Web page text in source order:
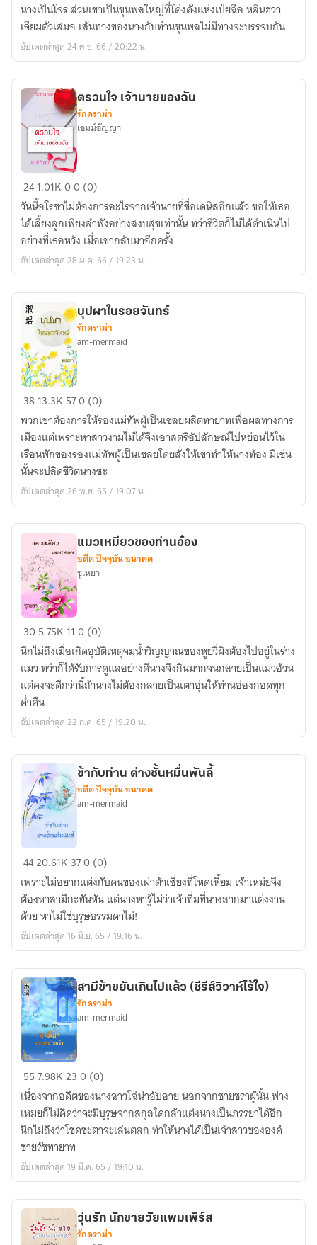
นาง
โจร
นางเป็นโจร ส่วนเขาเป็นขุนพลใหญ่ที่โด่งดังแห่งเป่ยฉือ หลินฮวา
เจียมตัวเสมอ เส้นทางของนางกับท่านขุนพลไม่มีทางจะบรรจบกัน
อัปเดตล่าสุด 24 พ.ย. 66 / 20:22 น.
ตรวน
ใจ
เจ้า
นาย
ของ
ฉัน
ตรวนใจ เจ้านายของฉัน
รักดราม่า
เอมม์อัญญา
241.01K00 (0)
วันนี้อโรชาไม่ต้องการอะไรจากเจ้านายที่ชื่อเดนิสอีกแล้ว ขอให้เธอ
ได้เลึ้ยงลูกเพียงลำพังอย่างสงบสุขเท่านั้น ทว่าชีวิตก็ไม่ได้ดำเนินไป
อย่างที่เธอหวัง เมื่อเขากลับมาอีกครั้ง
อัปเดตล่าสุด 28 ม.ค. 66 / 19:23 น.
บุปผา
รอย
จันทร์
บุปผาในรอยจันทร์
รักดราม่า
am-mermaid
3813.3K 570 (0)
พวกเขาต้องการให้รองแม่ทัพผู้เป็นเชลยผลิตทายาทเพื่อผลทางการ
เมืองแต่เพราะหาสาวงามไม่ได้จึงเอาสตรีอัปลักษณ์ไปหย่อนไว้ใน
เรือนพักของรองแม่ทัพผู้เป็นเชลยโดยสั่งให้เขาทำให้นางท้อง มิเช่น
นั้นจะปลิดชีวิตนางซะ
อัปเดตล่าสุด 26 พ.ย. 65 / 19:07 น.
แมว
เหมียว
ของ
ท่าน
อ๋อง
แมวเหมียวของท่านอ๋อง
อดีต ปัจจุบัน อนาคต
ซูเหยา
305.75K 110 (0)
นึกไม่ถึงเมื่อเกิดอุบัติเหตุจมน้ำวิญญาณของหูยวี่ผิงต้องไปอยู่ในร่าง
แมว ทว่าก็ได้รับการดูแลอย่างดีนางจึงกินมากจนกลายเป็นแมวอ้วน
แต่คงจะดีกว่านี้ถ้านางไม่ต้องกลายเป็นเตาอุ่นให้ท่านอ๋องกอดทุก
ค่ำคืน
อัปเดตล่าสุด 22 ก.ค. 65 / 19:20 น.
ข้า
ท่าน
ต่าง
ชั้น
หมื่น
ลี้
ข้ากับท่าน ต่างชั้นหมื่นพันลี้
อดีต ปัจจุบัน อนาคต
am-mermaid
4420.61K 370 (0)
เพราะไม่อยากแต่งกับคนของเผ่าต้าเซี่ยงที่โหดเหี้ยม เจ้าเหม่ยจึง
ต้องหาสามีกะทันหัน แต่นางหารู้ไม่ว่าเจ้าทึ่มที่นางลากมาแต่งงาน
ด้วย หาไม่ใช่บุรุษธรรมดาไม่!
อัปเดตล่าสุด 16 มิ.ย. 65 / 19:16 น.
สามี
ข้า
ขยัน
เกิน
ไป
แล้ว
(ซี
วิวาห์
ไร้
ใจ)
สามีข้าขยันเกินไปแล้ว (ซีรีส์วิวาห์ไร้ใจ)
รักดราม่า
am-mermaid
557.98K230 (0)
เนื่องจากอดีตของนางฉาวโฉ่น่าอับอาย นอกจากชายชราผู้นั้น ฟาง
เหมยก็ไม่คิดว่าจะมีบุรุษจากสกุลใดกล้าแต่งนางเป็นภรรยาได้อีก
นึกไม่ถึงว่าโชคชะตาจะเล่นตลก ทำให้นางได้เป็นเจ้าสาวขององค์
ชายรัชทายาท
อัปเดตล่าสุด 19 มี.ค. 65 / 19:10 น.
วุ่นรัก นักขายวัยแพมเพิร์ส
รักดราม่า